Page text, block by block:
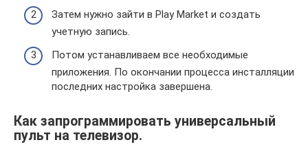
Затем нужно зайти в Play Market и создать
учетную запись.
Потом устанавливаем все необходимые
приложения. По окончании процесса инсталляции
последних настройка завершена.
Как запрограммировать универсальный
пульт на телевизор.